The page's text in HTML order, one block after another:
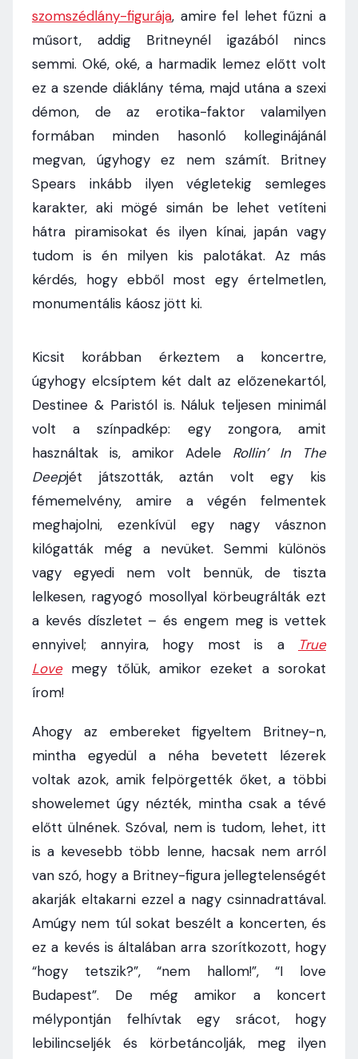
szomszédlány-figurája, amire fel lehet fűzni a
műsort, addig Britneynél igazából nincs
semmi. Oké, oké, a harmadik lemez előtt volt
ez a szende diáklány téma, majd utána a szexi
démon, de az erotika-faktor valamilyen
formában minden hasonló kolleginájánál
megvan, úgyhogy ez nem számít. Britney
Spears inkább ilyen végletekig semleges
karakter, aki mögé simán be lehet vetíteni
hátra piramisokat és ilyen kínai, japán vagy
tudom is én milyen kis palotákat. Az más
kérdés, hogy ebből most egy értelmetlen,
monumentális káosz jött ki.
Kicsit korábban érkeztem a koncertre,
úgyhogy elcsíptem két dalt az előzenekartól,
Destinee & Paristól is. Náluk teljesen minimál
volt a színpadkép: egy zongora, amit
használtak is, amikor Adele Rollin’ In The
Deepjét játszották, aztán volt egy kis
fémemelvény, amire a végén felmentek
meghajolni, ezenkívül egy nagy vásznon
kilógatták még a nevüket. Semmi különös
vagy egyedi nem volt bennük, de tiszta
lelkesen, ragyogó mosollyal körbeugrálták ezt
a kevés díszletet – és engem meg is vettek
ennyivel; annyira, hogy most is a
True
Lovemegy tőlük, amikor ezeket a sorokat
írom!
Ahogy az embereket figyeltem Britney-n,
mintha egyedül a néha bevetett lézerek
voltak azok, amik felpörgették őket, a többi
showelemet úgy nézték, mintha csak a tévé
előtt ülnének. Szóval, nem is tudom, lehet, itt
is a kevesebb több lenne, hacsak nem arról
van szó, hogy a Britney-figura jellegtelenségét
akarják eltakarni ezzel a nagy csinnadrattával.
Amúgy nem túl sokat beszélt a koncerten, és
ez a kevés is általában arra szorítkozott, hogy
“hogy tetszik?”, “nem hallom!”, “I love
Budapest”. De még amikor a koncert
mélypontján felhívtak egy srácot, hogy
lebilincseljék és körbetáncolják, meg ilyen